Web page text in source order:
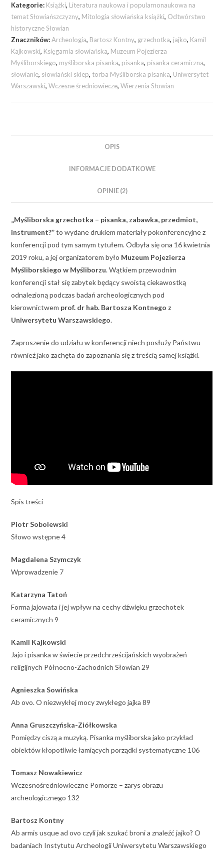
Kategorie: Książki, Literatura naukowa i popularnonaukowa na
temat Słowiańszczyzny, Mitologia słowiańska książki, Odtwórstwo
historyczne Słowian
Znaczników:Archeologia, Bartosz Kontny, grzechotka, jajko, Kamil
Kajkowski, Księgarnia słowiańska, Muzeum Pojezierza
Myśliborskiego, myśliborska pisanka, pisanka, pisanka ceramiczna,
słowianie, słowiański sklep, torba Myśliborska pisanka, Uniwersytet
Warszawski,Wczesne średniowiecze,Wierzenia Słowian
OPIS
INFORMACJE DODATKOWE
OPINIE (2)
„Myśliborska grzechotka – pisanka, zabawka, przedmiot,
instrument?”to wydane drukiem materiały pokonferencyjne z
konferencji pod tym samym tytułem. Odbyła się ona 16 kwietnia
2019 roku, a jej organizatorem było Muzeum Pojezierza
Myśliborskiego w Myśliborzu. Wątkiem przewodnim
konferencji stał się zabytek będący swoistą ciekawostką
odnalezioną podczas badań archeologicznych pod
kierownictwem prof. dr hab. Bartosza Kontnego z
Uniwersytetu Warszawskiego.
Zaproszenie do udziału w konferencji niech posłuży Państwu
również jako zachęta do zapoznania się z treścią samej książki.
Spis treści
Piotr Sobolewski
Słowo wstępne 4
Magdalena Szymczyk
Wprowadzenie 7
Katarzyna Tatoń
Forma jajowata i jej wpływ na cechy dźwięku grzechotek
ceramicznych 9
Kamil Kajkowski
Jajo i pisanka w świecie przedchrześcijańskich wyobrażeń
religijnych Północno-Zachodnich Słowian 29
Agnieszka Sowińska
Ab ovo. O niezwykłej mocy zwykłego jajka 89
Anna Gruszczyńska-Ziółkowska
Pomiędzy ciszą a muzyką. Pisanka myśliborska jako przykład
obiektów kłopotliwie łamiących porządki systematyczne 106
Tomasz Nowakiewicz
Wczesnośredniowieczne Pomorze – zarys obrazu
archeologicznego 132
Bartosz Kontny
Ab armis usque ad ovo czyli jak szukać broni a znaleźć jajko? O
badaniach Instytutu Archeologii Uniwersytetu Warszawskiego